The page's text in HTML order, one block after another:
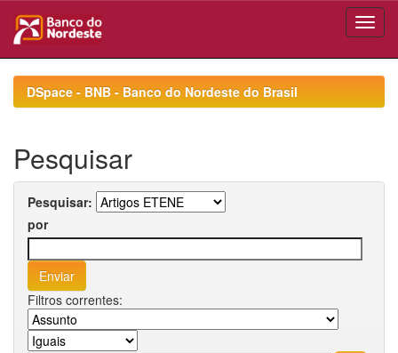
navigationDSpace - BNB - Banco do Nordeste do Brasil
Pesquisar
Pesquisar:
por
Filtros correntes: